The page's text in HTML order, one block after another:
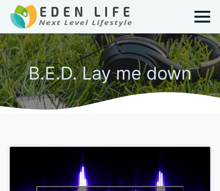
B.E.D. Lay me down